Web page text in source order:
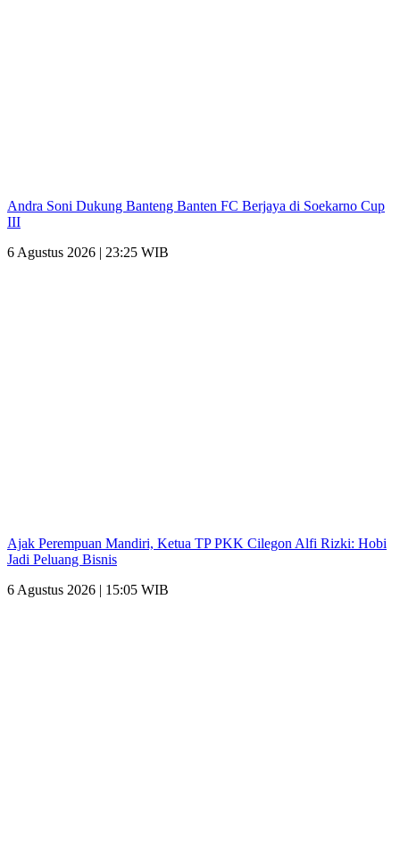
Andra Soni Dukung Banteng Banten FC Berjaya di Soekarno Cup
III
6 Agustus 2026 | 23:25 WIB
Ajak Perempuan Mandiri, Ketua TP PKK Cilegon Alfi Rizki: Hobi
Jadi Peluang Bisnis
6 Agustus 2026 | 15:05 WIB